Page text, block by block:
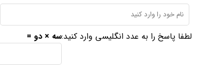
لطفا پاسخ را به عدد انگلیسی وارد کنید:سه × دو =